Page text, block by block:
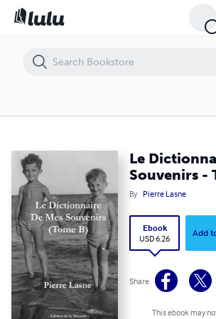
Le
Souvenirs -
By Pierre Lasne
Ebook
USD 6.26
Add
Share
This ebook may
Le Dictionnaire De Mes Souvenirs - Tome B